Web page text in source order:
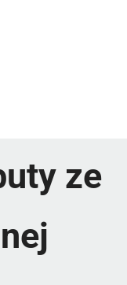
ze